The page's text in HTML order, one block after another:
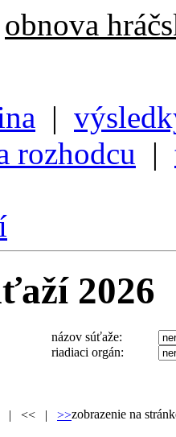
obnova
|
rozhodcu |
2026
názov súťaže:
riadiaci orgán:
| << | >>zobrazenie na